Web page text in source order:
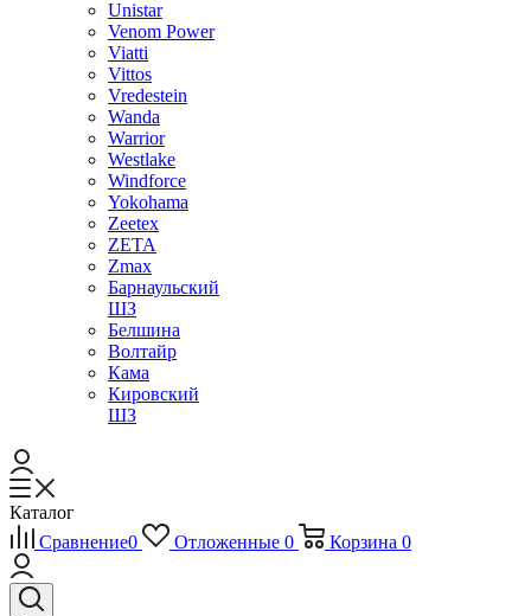
Unistar
Venom Power
Viatti
Vittos
Vredestein
Wanda
Warrior
Westlake
Windforce
Yokohama
Zeetex
ZETA
Zmax
Барнаульский
ШЗ
Белшина
Волтайр
Кама
Кировский
ШЗ
Каталог
Сравнение0 Отложенные 0 Корзина 0